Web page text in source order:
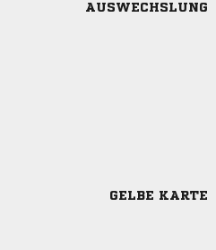
AUSWECHSLUNG
GELBE KARTE